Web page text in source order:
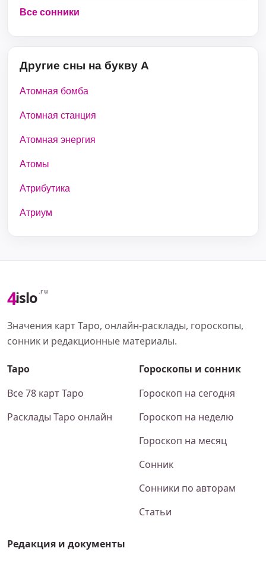
Все сонники
Другие сны на букву А
Атомная бомба
Атомная станция
Атомная энергия
Атомы
Атрибутика
Атриум
4islo .ru
Значения карт Таро, онлайн-расклады, гороскопы,
сонник и редакционные материалы.
Таро
Все 78 карт Таро
Расклады Таро онлайн
Гороскопы и сонник
Гороскоп на сегодня
Гороскоп на неделю
Гороскоп на месяц
Сонник
Сонники по авторам
Статьи
Редакция и документы